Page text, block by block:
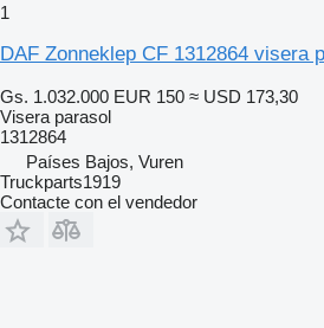
1
DAF Zonneklep CF 1312864 visera
Gs. 1.032.000 EUR 150 ≈ USD 173,30
Visera parasol
1312864
Países Bajos, Vuren
Truckparts1919
Contacte con el vendedor